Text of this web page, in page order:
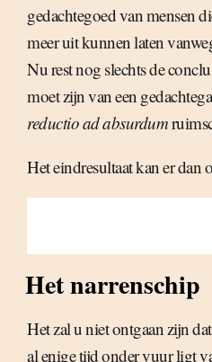
gedachtegoed van mensen
meer uit kunnen laten
Nu rest nog slechts de
moet zijn van een
reductio ad absurdum
Het eindresultaat kan er dan
Het narrenschip
Het zal u niet ontgaan zijn
al enige tijd onder vuur ligt